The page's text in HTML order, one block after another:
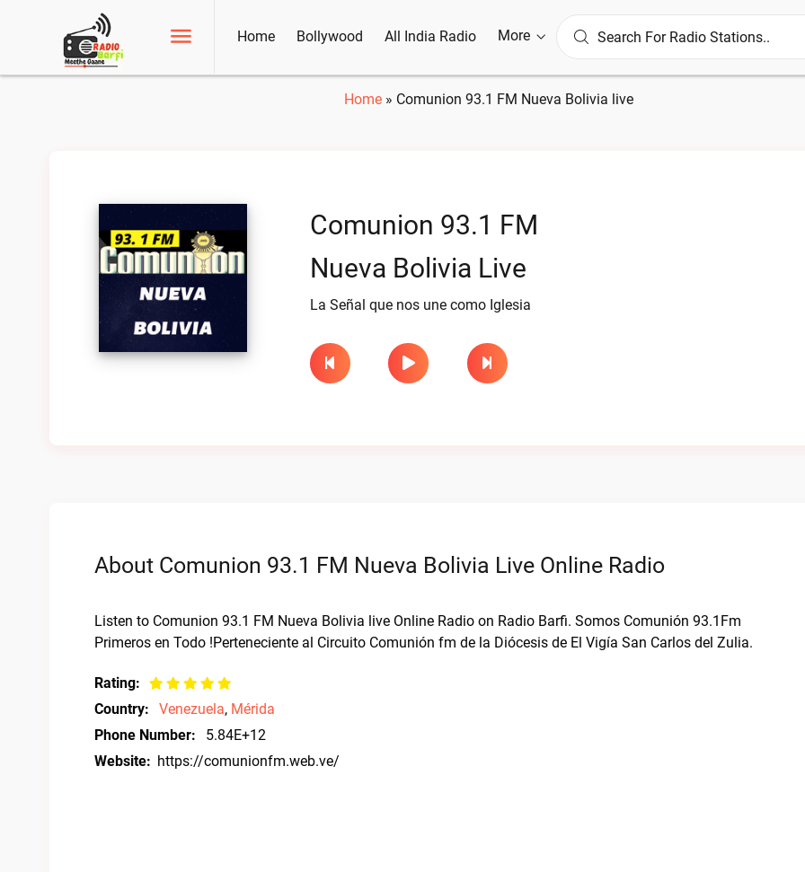
Home Bollywood All India Radio More
Home » Comunion 93.1 FM Nueva Bolivia live
Comunion 93.1 FM
Nueva Bolivia Live
La Señal que nos une como Iglesia
About Comunion 93.1 FM Nueva Bolivia Live Online Radio
Listen to Comunion 93.1 FM Nueva Bolivia live Online Radio on Radio Barfi. Somos Comunión 93.1Fm
Primeros en Todo !Perteneciente al Circuito Comunión fm de la Diócesis de El Vigía San Carlos del Zulia.
Rating:
Country:
Venezuela, Mérida
Phone Number:
5.84E+12
Website: https://comunionfm.web.ve/